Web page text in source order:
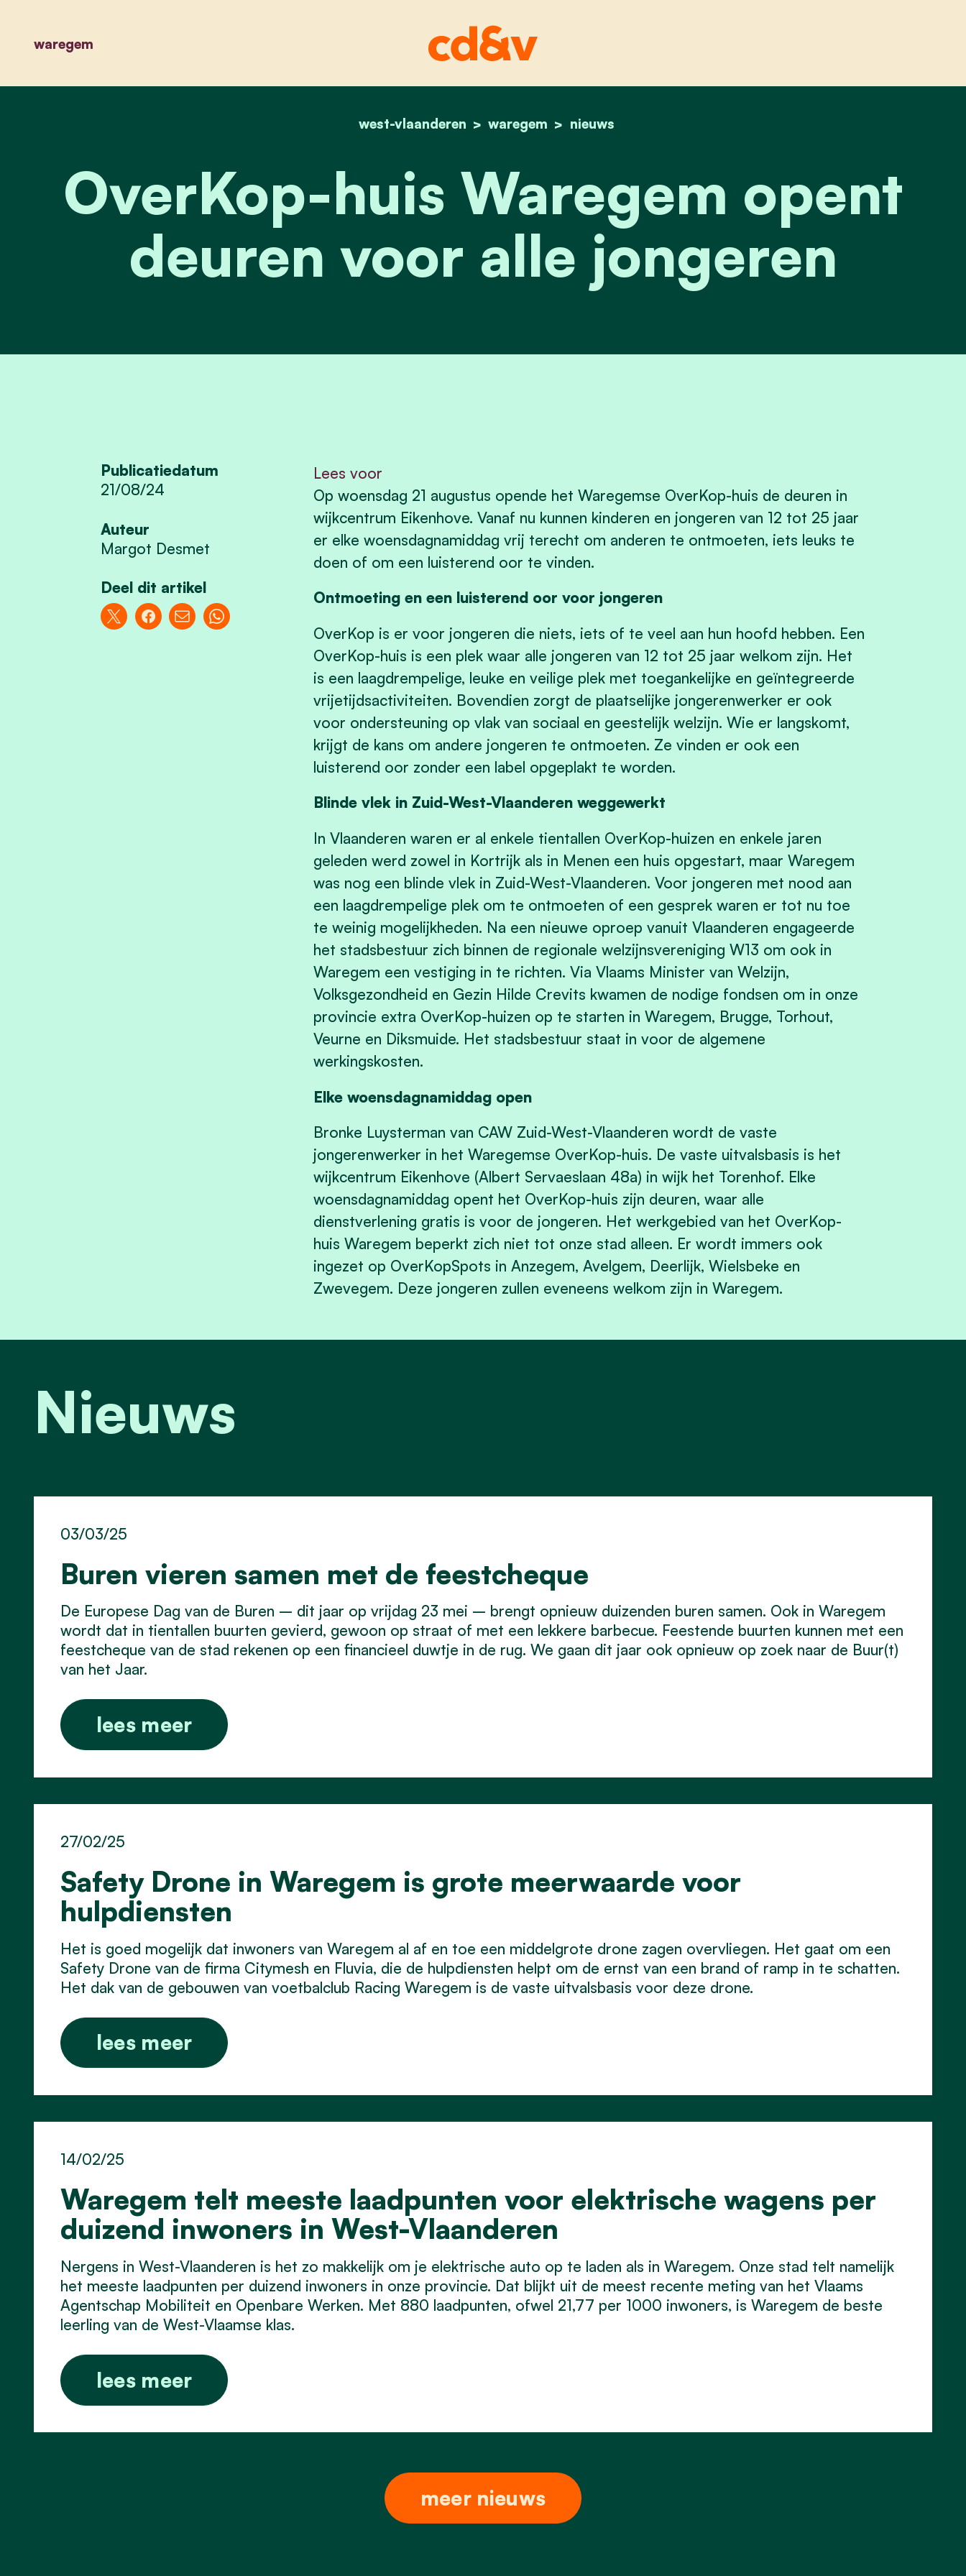
waregem
home
west-vlaanderen waregem nieuws
overkop-huis waregem opent deuren voor alle jongeren
OverKop-huis Waregem opent
deuren voor alle jongeren
Publicatiedatum
21/08/24
Auteur
Margot Desmet
Deel dit artikel
Lees voor
Op woensdag 21 augustus opende het Waregemse OverKop-huis de deuren in
wijkcentrum Eikenhove. Vanaf nu kunnen kinderen en jongeren van 12 tot 25 jaar
er elke woensdagnamiddag vrij terecht om anderen te ontmoeten, iets leuks te
doen of om een luisterend oor te vinden.
Ontmoeting en een luisterend oor voor jongeren
OverKop is er voor jongeren die niets, iets of te veel aan hun hoofd hebben. Een
OverKop-huis is een plek waar alle jongeren van 12 tot 25 jaar welkom zijn. Het
is een laagdrempelige, leuke en veilige plek met toegankelijke en geïntegreerde
vrijetijdsactiviteiten. Bovendien zorgt de plaatselijke jongerenwerker er ook
voor ondersteuning op vlak van sociaal en geestelijk welzijn. Wie er langskomt,
krijgt de kans om andere jongeren te ontmoeten. Ze vinden er ook een
luisterend oor zonder een label opgeplakt te worden.
Blinde vlek in Zuid-West-Vlaanderen weggewerkt
In Vlaanderen waren er al enkele tientallen OverKop-huizen en enkele jaren
geleden werd zowel in Kortrijk als in Menen een huis opgestart, maar Waregem
was nog een blinde vlek in Zuid-West-Vlaanderen. Voor jongeren met nood aan
een laagdrempelige plek om te ontmoeten of een gesprek waren er tot nu toe
te weinig mogelijkheden. Na een nieuwe oproep vanuit Vlaanderen engageerde
het stadsbestuur zich binnen de regionale welzijnsvereniging W13 om ook in
Waregem een vestiging in te richten. Via Vlaams Minister van Welzijn,
Volksgezondheid en Gezin Hilde Crevits kwamen de nodige fondsen om in onze
provincie extra OverKop-huizen op te starten in Waregem, Brugge, Torhout,
Veurne en Diksmuide. Het stadsbestuur staat in voor de algemene
werkingskosten.
Elke woensdagnamiddag open
Bronke Luysterman van CAW Zuid-West-Vlaanderen wordt de vaste
jongerenwerker in het Waregemse OverKop-huis. De vaste uitvalsbasis is het
wijkcentrum Eikenhove (Albert Servaeslaan 48a) in wijk het Torenhof. Elke
woensdagnamiddag opent het OverKop-huis zijn deuren, waar alle
dienstverlening gratis is voor de jongeren. Het werkgebied van het OverKop-
huis Waregem beperkt zich niet tot onze stad alleen. Er wordt immers ook
ingezet op OverKopSpots in Anzegem, Avelgem, Deerlijk, Wielsbeke en
Zwevegem. Deze jongeren zullen eveneens welkom zijn in Waregem.
Nieuws
Buren vieren samen met de feestcheque
03/03/25
De Europese Dag van de Buren – dit jaar op vrijdag 23 mei – brengt opnieuw duizenden buren samen. Ook in Waregem
wordt dat in tientallen buurten gevierd, gewoon op straat of met een lekkere barbecue. Feestende buurten kunnen met een
feestcheque van de stad rekenen op een financieel duwtje in de rug. We gaan dit jaar ook opnieuw op zoek naar de Buur(t)
van het Jaar.
lees meer
Safety Drone in Waregem is grote meerwaarde voor
hulpdiensten
27/02/25
Het is goed mogelijk dat inwoners van Waregem al af en toe een middelgrote drone zagen overvliegen. Het gaat om een
Safety Drone van de firma Citymesh en Fluvia, die de hulpdiensten helpt om de ernst van een brand of ramp in te schatten.
Het dak van de gebouwen van voetbalclub Racing Waregem is de vaste uitvalsbasis voor deze drone.
lees meer
Waregem telt meeste laadpunten voor elektrische wagens per
duizend inwoners in West-Vlaanderen
14/02/25
Nergens in West-Vlaanderen is het zo makkelijk om je elektrische auto op te laden als in Waregem. Onze stad telt namelijk
het meeste laadpunten per duizend inwoners in onze provincie. Dat blijkt uit de meest recente meting van het Vlaams
Agentschap Mobiliteit en Openbare Werken. Met 880 laadpunten, ofwel 21,77 per 1000 inwoners, is Waregem de beste
leerling van de West-Vlaamse klas.
lees meer
meer nieuws